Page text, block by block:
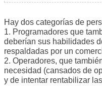
Hay dos categorías de
1. Programadores que
deberían sus habilidades
respaldadas por un
2. Operadores, que
necesidad (cansados de
y de intentar rentabilizar